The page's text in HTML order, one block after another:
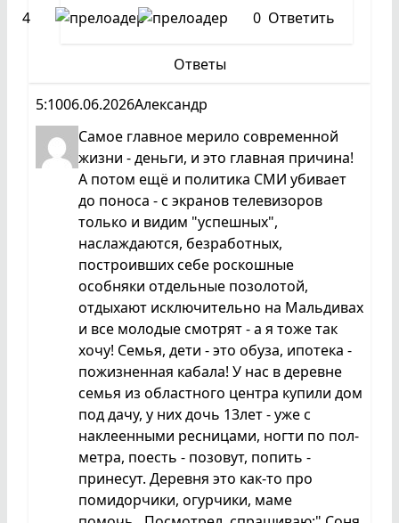
4
0 Ответить
Ответы
5:1006.06.2026Александр
Самое главное мерило современной
жизни - деньги, и это главная причина!
А потом ещё и политика СМИ убивает
до поноса - с экранов телевизоров
только и видим "успешных",
наслаждаются, безработных,
построивших себе роскошные
особняки отдельные позолотой,
отдыхают исключительно на Мальдивах
и все молодые смотрят - а я тоже так
хочу! Семья, дети - это обуза, ипотека -
пожизненная кабала! У нас в деревне
семья из областного центра купили дом
под дачу, у них дочь 13лет - уже с
наклеенными ресницами, ногти по пол-
метра, поесть - позовут, попить -
принесут. Деревня это как-то про
помидорчики, огурчики, маме